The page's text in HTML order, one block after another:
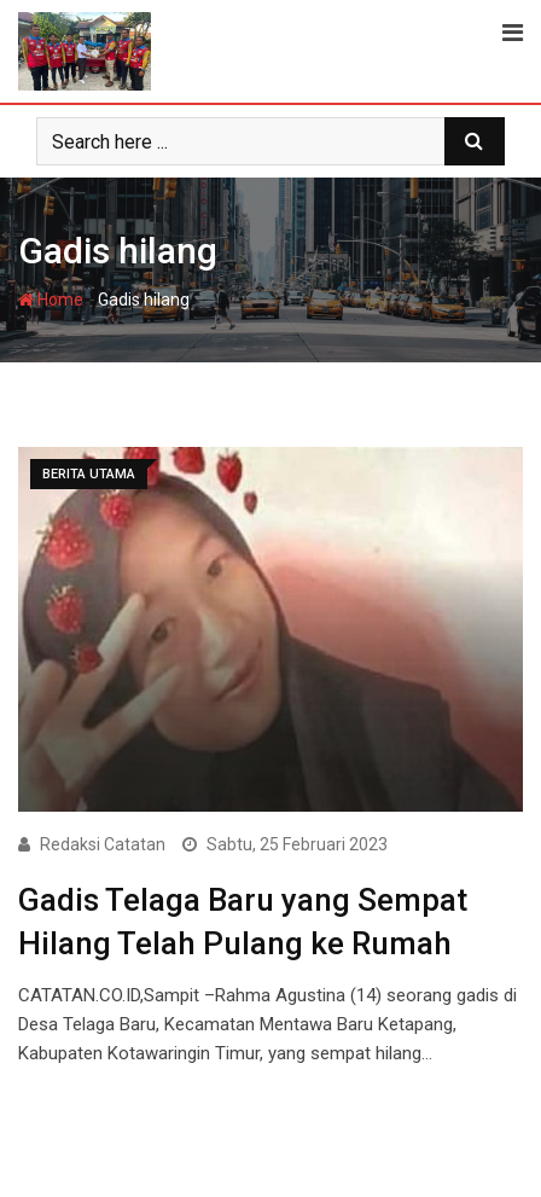
Skip
content
Gadis hilang
Home-Gadis hilang
BERITA UTAMA
Redaksi Catatan Sabtu, 25 Februari 2023
Gadis Telaga Baru yang Sempat
Hilang Telah Pulang ke Rumah
CATATAN.CO.ID,Sampit –Rahma Agustina (14) seorang gadis di
Desa Telaga Baru, Kecamatan Mentawa Baru Ketapang,
Kabupaten Kotawaringin Timur, yang sempat hilang…